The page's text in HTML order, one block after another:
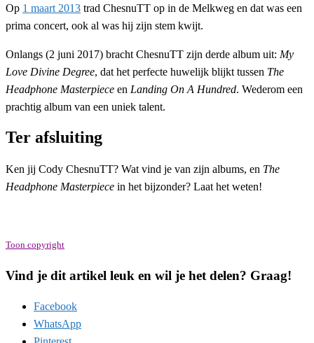
Op 1 maart 2013 trad ChesnuTT op in de Melkweg en dat was een
prima concert, ook al was hij zijn stem kwijt.
Onlangs (2 juni 2017) bracht ChesnuTT zijn derde album uit: My
Love Divine Degree, dat het perfecte huwelijk blijkt tussen The
Headphone Masterpiece en Landing On A Hundred. Wederom een
prachtig album van een uniek talent.
Ter afsluiting
Ken jij Cody ChesnuTT? Wat vind je van zijn albums, en The
Headphone Masterpiece in het bijzonder? Laat het weten!
Toon copyright
Vind je dit artikel leuk en wil je het delen? Graag!
Facebook
WhatsApp